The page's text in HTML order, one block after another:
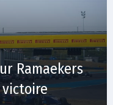
Ramaekers
victoire